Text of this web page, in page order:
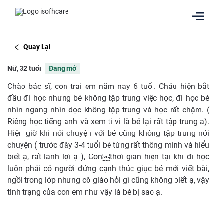
Quay Lại
Nữ, 32 tuổi Đang mở
Chào bác sĩ, con trai em năm nay 6 tuổi. Cháu hiện bắt
đầu đi học nhưng bé không tập trung việc học, đi học bé
nhìn ngang nhìn dọc không tập trung và học rất chậm. (
Riêng học tiếng anh và xem ti vi là bé lại rất tập trung a).
Hiện giờ khi nói chuyện với bé cũng không tập trung nói
chuyện ( trước đây 3-4 tuổi bé từng rất thông minh và hiểu
biết ạ, rất lanh lợi ạ ), Còn￼thời gian hiện tại khi đi học
luôn phải có người đứng cạnh thúc giục bé mới viết bài,
ngồi trong lớp nhưng cô giáo hỏi gì cũng không biết ạ, vậy
tình trạng của con em như vậy là bé bị sao ạ.